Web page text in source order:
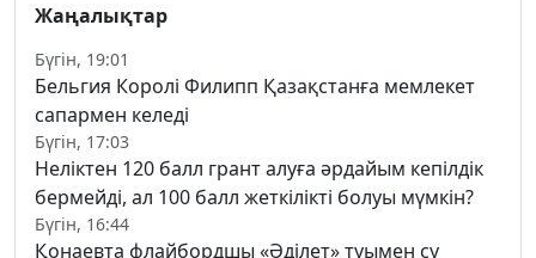
Жаңалықтар
Бүгін, 19:01
Бельгия Королі Филипп Қазақстанға мемлекет
сапармен келеді
Бүгін, 17:03
Неліктен 120 балл грант алуға әрдайым кепілдік
бермейді, ал 100 балл жеткілікті болуы мүмкін?
Бүгін, 16:44
Қонаевта флайбордшы «Әділет» туымен су